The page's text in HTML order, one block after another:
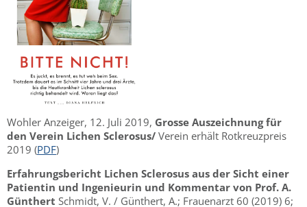
Wohler Anzeiger, 12. Juli 2019, Grosse Auszeichnung für
den Verein Lichen Sclerosus/ Verein erhält Rotkreuzpreis
2019 (PDF)
Erfahrungsbericht Lichen Sclerosus aus der Sicht einer
Patientin und Ingenieurin und Kommentar von Prof. A.
Günthert Schmidt, V. / Günthert, A.; Frauenarzt 60 (2019) 6;